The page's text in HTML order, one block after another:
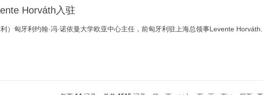
Horváth入驻
）匈牙利约翰·冯·诺依曼大学欧亚中心主任，前匈牙利驻上海总领事Levente Horváth...